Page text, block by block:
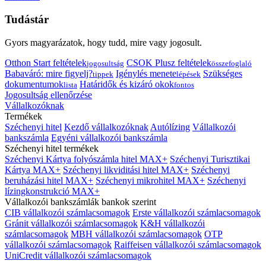
Tudástár
Gyors magyarázatok, hogy tudd, mire vagy jogosult.
Otthon Start feltételekjogosultság CSOK Plusz feltételekösszefoglaló
Babaváró: mire figyelj?tippek Igénylés menetelépések Szükséges
dokumentumoklista Határidők és kizáró okokfontos
Jogosultság ellenőrzése
Vállalkozóknak
Termékek
Széchenyi hitel Kezdő vállalkozóknak Autólízing Vállalkozói
bankszámla Egyéni vállalkozói bankszámla
Széchenyi hitel termékek
Széchenyi Kártya folyószámla hitel MAX+ Széchenyi Turisztikai
Kártya MAX+ Széchenyi likviditási hitel MAX+ Széchenyi
beruházási hitel MAX+ Széchenyi mikrohitel MAX+ Széchenyi
lízingkonstrukció MAX+
Vállalkozói bankszámlák bankok szerint
CIB vállalkozói számlacsomagok Erste vállalkozói számlacsomagok
Gránit vállalkozói számlacsomagok K&H vállalkozói
számlacsomagok MBH vállalkozói számlacsomagok OTP
vállalkozói számlacsomagok Raiffeisen vállalkozói számlacsomagok
UniCredit vállalkozói számlacsomagok